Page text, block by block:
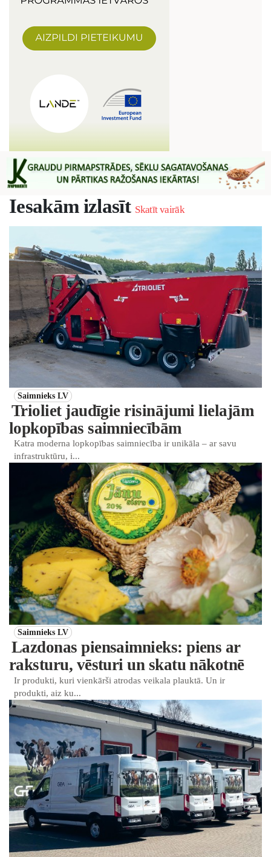
Iesakām izlasīt Skatīt vairāk
Saimnieks LV
Trioliet jaudīgie risinājumi lielajām
lopkopības saimniecībām
Katra moderna lopkopības saimniecība ir unikāla – ar savu
infrastruktūru, i...
Saimnieks LV
Lazdonas piensaimnieks: piens ar
raksturu, vēsturi un skatu nākotnē
Ir produkti, kuri vienkārši atrodas veikala plauktā. Un ir
produkti, aiz ku...